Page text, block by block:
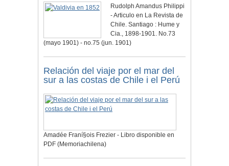
Rudolph Amandus Philippi
- Articulo en La Revista de
Chile. Santiago : Hume y
Cia., 1898-1901. No.73
(mayo 1901) - no.75 (jun. 1901)
Relación del viaje por el mar del
sur a las costas de Chile i el Perú
Amadée Franí§ois Frezier - Libro disponible en
PDF (Memoriachilena)